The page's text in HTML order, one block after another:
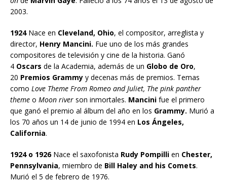
2003.
1924Nace en Cleveland, Ohio, el compositor, arreglista y
director, Henry Mancini. Fue uno de los más grandes
compositores de televisión y cine de la historia. Ganó
4 Oscars de la Academia, además de un Globo de Oro,
20 Premios Grammy y decenas más de premios. Temas
como Love Theme From Romeo and Juliet, The pink panther
theme o Moon river son inmortales. Mancini fue el primero
que ganó el premio al álbum del año en los Grammy. Murió a
los 70 años un 14 de junio de 1994 en Los Ángeles,
California.
1924 o 1926Nace el saxofonista Rudy Pompilli en Chester,
Pennsylvania, miembro de Bill Haley and his Comets.
Murió el 5 de febrero de 1976.